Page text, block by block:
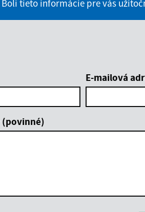
Boli tieto informácie pre vás
E-mailová
(povinné)